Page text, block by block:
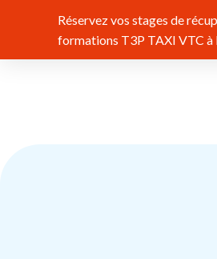
Réservez vos stages de
formations T3P TAXI VTC à